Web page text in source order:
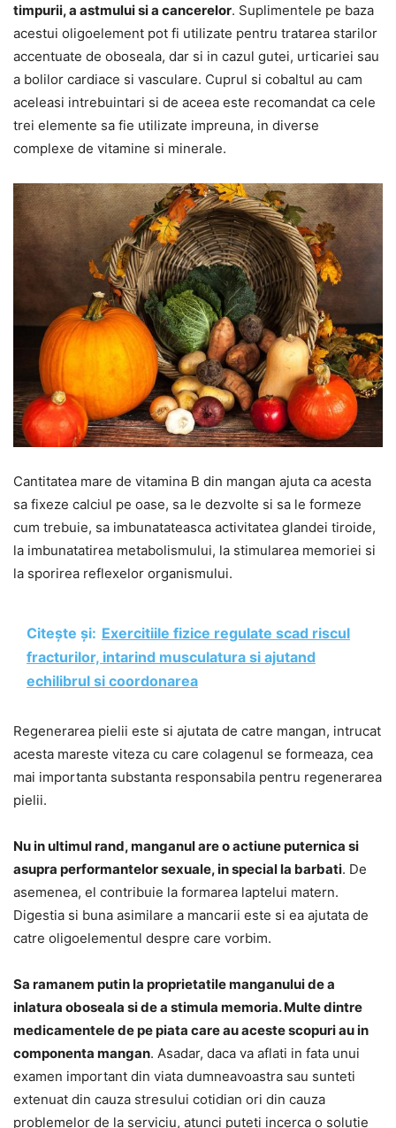
timpurii, a astmului si a cancerelor. Suplimentele pe baza
acestui oligoelement pot fi utilizate pentru tratarea starilor
accentuate de oboseala, dar si in cazul gutei, urticariei sau
a bolilor cardiace si vasculare. Cuprul si cobaltul au cam
aceleasi intrebuintari si de aceea este recomandat ca cele
trei elemente sa fie utilizate impreuna, in diverse
complexe de vitamine si minerale.
Cantitatea mare de vitamina B din mangan ajuta ca acesta
sa fixeze calciul pe oase, sa le dezvolte si sa le formeze
cum trebuie, sa imbunatateasca activitatea glandei tiroide,
la imbunatatirea metabolismului, la stimularea memoriei si
la sporirea reflexelor organismului.
Citește și: Exercitiile fizice regulate scad riscul
fracturilor, intarind musculatura si ajutand
echilibrul si coordonarea
Regenerarea pielii este si ajutata de catre mangan, intrucat
acesta mareste viteza cu care colagenul se formeaza, cea
mai importanta substanta responsabila pentru regenerarea
pielii.
Nu in ultimul rand, manganul are o actiune puternica si
asupra performantelor sexuale, in special la barbati. De
asemenea, el contribuie la formarea laptelui matern.
Digestia si buna asimilare a mancarii este si ea ajutata de
catre oligoelementul despre care vorbim.
Sa ramanem putin la proprietatile manganului de a
inlatura oboseala si de a stimula memoria. Multe dintre
medicamentele de pe piata care au aceste scopuri au in
componenta mangan. Asadar, daca va aflati in fata unui
examen important din viata dumneavoastra sau sunteti
extenuat din cauza stresului cotidian ori din cauza
problemelor de la serviciu, atunci puteti incerca o solutie